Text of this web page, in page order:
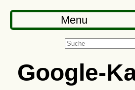
Menu
Google-